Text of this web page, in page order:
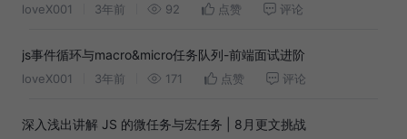
loveX001 3年前 92 点赞 评论
js事件循环与macro&micro任务队列-前端面试进阶
loveX001 3年前 171 点赞 评论
深入浅出讲解 JS 的微任务与宏任务 | 8月更文挑战